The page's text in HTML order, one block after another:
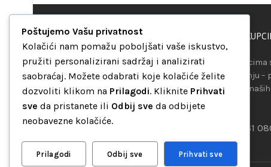
“Set Up S” d.o.o.
Maršala Tita b.b.
Avaz Robot centar
75000 Tuzla
Bosna i Hercegovina
+387 35 262 405
PODRŠKA
Našim
raspolaganju –
telefona ili
+387 61
Poštujemo Vašu privatnost
Kolačići nam pomažu poboljšati vaše iskustvo,
pružiti personalizirani sadržaj i analizirati
saobraćaj. Možete odabrati koje kolačiće želite
dozvoliti klikom na Prilagodi. Kliknite Prihvati
sve da pristanete ili Odbij sve da odbijete
neobavezne kolačiće.
Prilagodi Odbij sve Prihvati sve